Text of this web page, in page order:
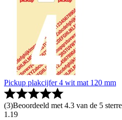
Pickup plakcijfer 4 wit mat 120 mm
(3)Beoordeeld met 4.3 van de 5
1 .19